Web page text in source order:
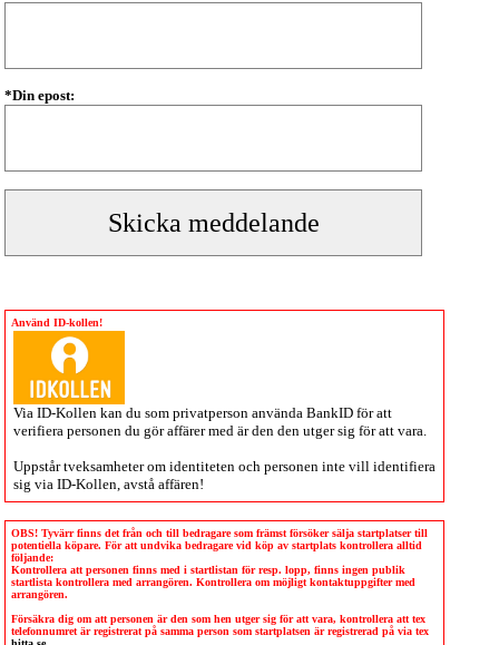
*Din epost:
Använd ID-kollen!
Via ID-Kollen kan du som privatperson använda BankID för att
verifiera personen du gör affärer med är den den utger sig för att vara.
Uppstår tveksamheter om identiteten och personen inte vill identifiera
sig via ID-Kollen , avstå affären!
OBS! Tyvärr finns det från och till bedragare som främst försöker sälja startplatser till
potentiella köpare. För att undvika bedragare vid köp av startplats kontrollera alltid
följande:
Kontrollera att personen finns med i startlistan för resp. lopp, finns ingen publik
startlista kontrollera med arrangören. Kontrollera om möjligt kontaktuppgifter med
arrangören.
Försäkra dig om att personen är den som hen utger sig för att vara, kontrollera att tex
telefonnumret är registrerat på samma person som startplatsen är registrerad på via tex